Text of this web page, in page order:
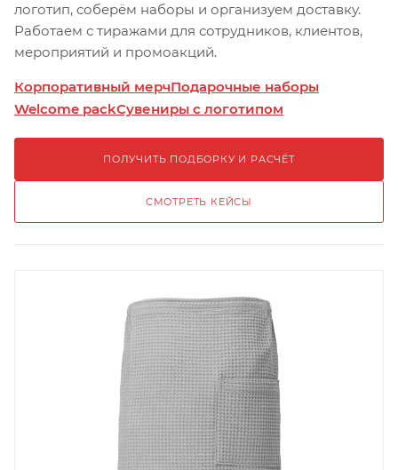
логотип, соберём наборы и организуем доставку.
Работаем с тиражами для сотрудников, клиентов,
мероприятий и промоакций.
Корпоративный мерчПодарочные наборы
Welcome packСувениры с логотипом
ПОЛУЧИТЬ ПОДБОРКУ И РАСЧЁТ
СМОТРЕТЬ КЕЙСЫ